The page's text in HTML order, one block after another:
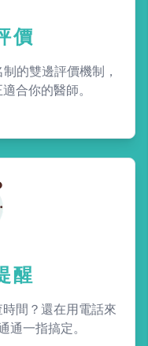
價
的雙邊評價機制，
合你的醫師。
醒
間？還在用電話來
通一指搞定。